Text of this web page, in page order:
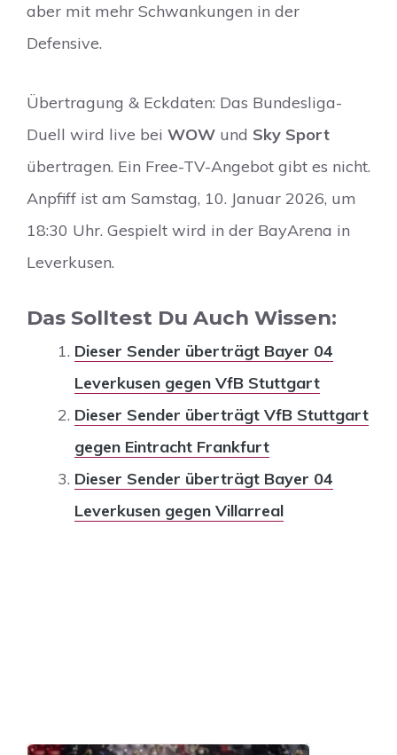
aber mit mehr Schwankungen in der
Defensive.
Übertragung & Eckdaten: Das Bundesliga-
Duell wird live bei WOW und Sky Sport
übertragen. Ein Free-TV-Angebot gibt es nicht.
Anpfiff ist am Samstag, 10. Januar 2026, um
18:30 Uhr. Gespielt wird in der BayArena in
Leverkusen.
Das Solltest Du Auch Wissen:
Dieser Sender überträgt Bayer 04
Leverkusen gegen VfB Stuttgart
Dieser Sender überträgt VfB Stuttgart
gegen Eintracht Frankfurt
Dieser Sender überträgt Bayer 04
Leverkusen gegen Villarreal